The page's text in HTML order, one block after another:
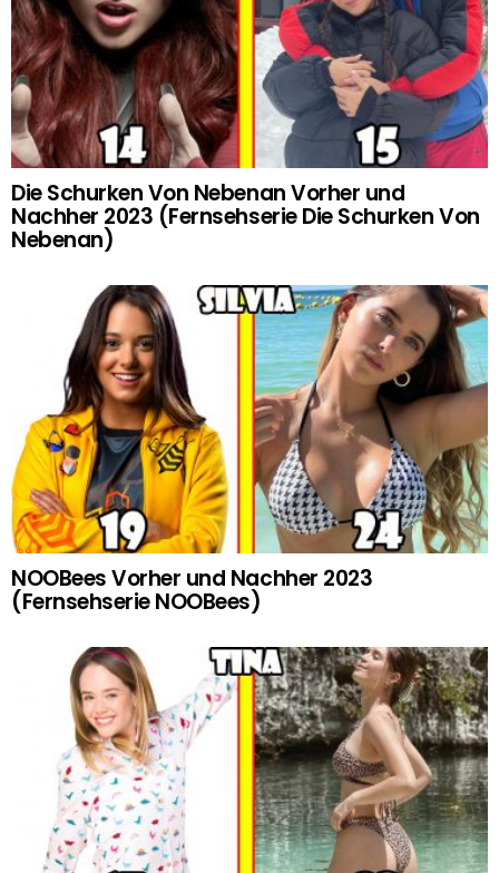
Die Schurken Von Nebenan Vorher und
Nachher 2023 (Fernsehserie Die Schurken Von
Nebenan)
NOOBees Vorher und Nachher 2023
(Fernsehserie NOOBees)